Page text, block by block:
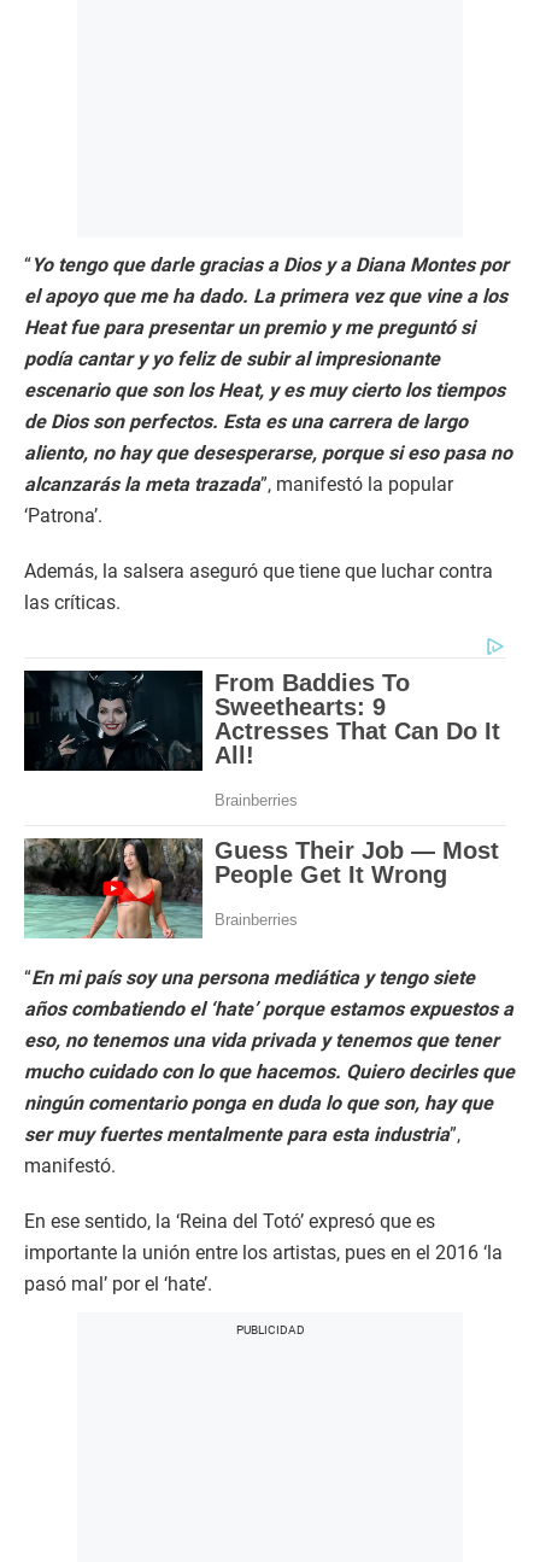
“Yo tengo que darle gracias a Dios y a Diana Montes por
el apoyo que me ha dado. La primera vez que vine a los
Heat fue para presentar un premio y me preguntó si
podía cantar y yo feliz de subir al impresionante
escenario que son los Heat, y es muy cierto los tiempos
de Dios son perfectos. Esta es una carrera de largo
aliento, no hay que desesperarse, porque si eso pasa no
alcanzarás la meta trazada”, manifestó la popular
‘Patrona’.
Además, la salsera aseguró que tiene que luchar contra
las críticas.
“En mi país soy una persona mediática y tengo siete
años combatiendo el ‘hate’ porque estamos expuestos a
eso, no tenemos una vida privada y tenemos que tener
mucho cuidado con lo que hacemos. Quiero decirles que
ningún comentario ponga en duda lo que son, hay que
ser muy fuertes mentalmente para esta industria”,
manifestó.
En ese sentido, la ‘Reina del Totó’ expresó que es
importante la unión entre los artistas, pues en el 2016 ‘la
pasó mal’ por el ‘hate’.